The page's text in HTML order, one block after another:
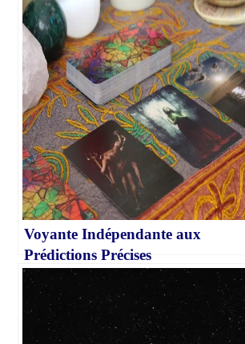
Voyante Indépendante aux
Prédictions Précises